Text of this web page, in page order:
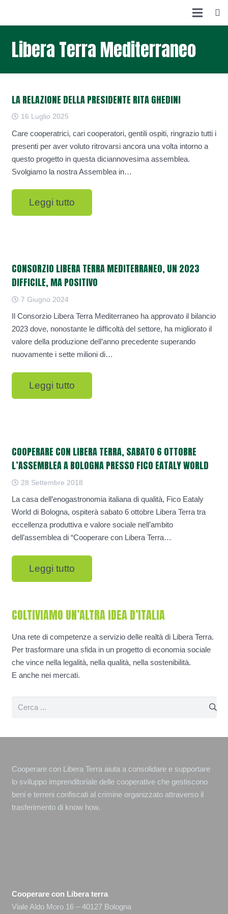
Libera Terra Mediterraneo
LA RELAZIONE DELLA PRESIDENTE RITA GHEDINI
16 Luglio 2025
Care cooperatrici, cari cooperatori, gentili ospiti, ringrazio tutti i
presenti per aver voluto ritrovarsi ancora una volta intorno a
questo progetto in questa diciannovesima assemblea.
Svolgiamo la nostra Assemblea in…
Leggi tutto
CONSORZIO LIBERA TERRA MEDITERRANEO, UN 2023
DIFFICILE, MA POSITIVO
7 Giugno 2024
Il Consorzio Libera Terra Mediterraneo ha approvato il bilancio
2023 dove, nonostante le difficoltà del settore, ha migliorato il
valore della produzione dell’anno precedente superando
nuovamente i sette milioni di…
Leggi tutto
COOPERARE CON LIBERA TERRA, SABATO 6 OTTOBRE
L’ASSEMBLEA A BOLOGNA PRESSO FICO EATALY WORLD
28 Settembre 2018
La casa dell’enogastronomia italiana di qualità, Fico Eataly
World di Bologna, ospiterà sabato 6 ottobre Libera Terra tra
eccellenza produttiva e valore sociale nell’ambito
dell’assemblea di “Cooperare con Libera Terra…
Leggi tutto
COLTIVIAMO UN’ALTRA IDEA D’ITALIA
Una rete di competenze a servizio delle realtà di Libera Terra.
Per trasformare una sfida in un progetto di economia sociale
che vince nella legalità, nella qualità, nella sostenibilità.
E anche nei mercati.
Cooperare con Libera Terra aiuta a consolidare e supportare
lo sviluppo imprenditoriale delle cooperative che gestiscono
beni e terreni confiscati al crimine organizzato attraverso il
trasferimento di know how.
Cooperare con Libera terra
Viale Aldo Moro 16 – 40127 Bologna